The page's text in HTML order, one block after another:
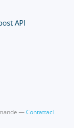
API
—Contattaci